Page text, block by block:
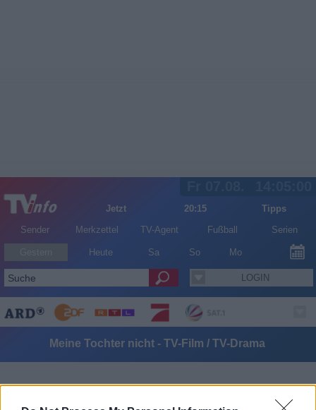
Jetzt 20:15
Tipps
Sender
Merkzettel TV-Agent Fußball Serien
Heute Sa So Mo
LOGIN
Meine Tochter nicht - TV-Film / TV-Drama